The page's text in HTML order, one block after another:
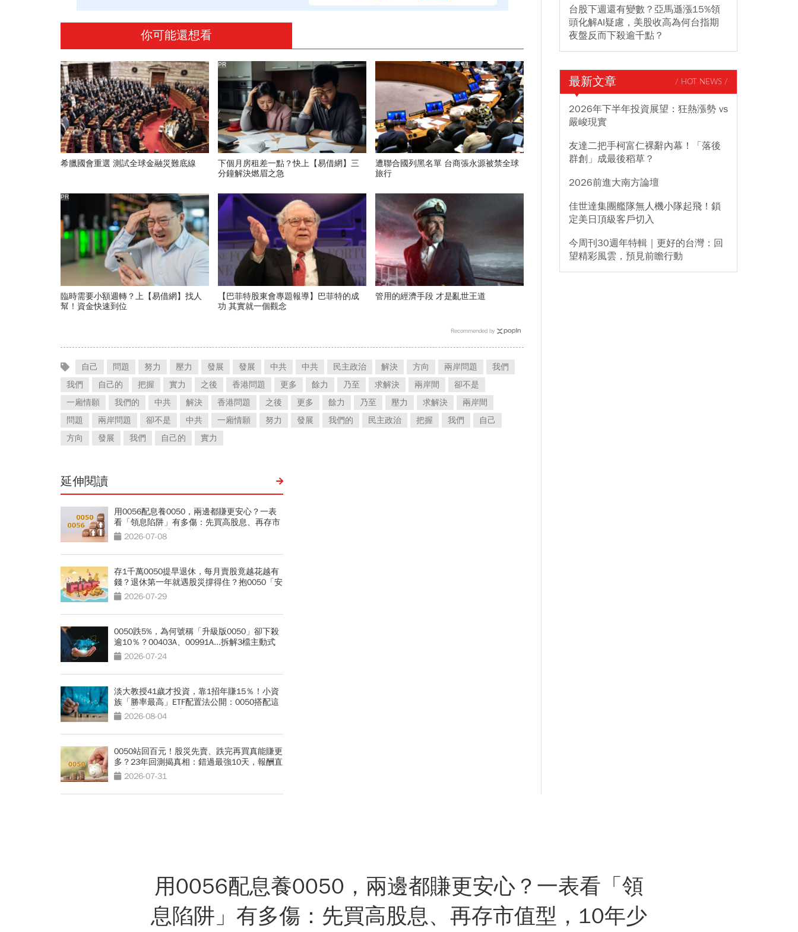
你可能還想看
希臘國會重選 測試全球金融災難底線
下個月房租差一點？快上【易借網】三
分鐘解決燃眉之急
PR
遭聯合國列黑名單 台商張永源被禁全球
旅行
臨時需要小額週轉？上【易借網】找人
幫！資金快速到位
PR
【巴菲特股東會專題報導】巴菲特的成
功 其實就一個觀念
管用的經濟手段 才是亂世王道
Recommended by
自己 問題 努力 壓力 發展 發展 中共 中共 民主政治 解決 方向 兩岸問題
我們
我們
自己的 把握 實力 之後 香港問題 更多 餘力 乃至 求解決 兩岸間
卻不是
一廂情願
我們的 中共 解決 香港問題 之後 更多 餘力 乃至 壓力 求解決
兩岸間
問題
兩岸問題 卻不是 中共 一廂情願 努力 發展 我們的 民主政治 把握 我們
自己
方向
發展 我們 自己的 實力
延伸閱讀
用0056配息養0050，兩邊都賺更安心？一表
看「領息陷阱」有多傷：先買高股息、再存市
值型，10年少賺330萬
2026-07-08
存1千萬0050提早退休，每月賣股竟越花越有
錢？退休第一年就遇股災撐得住？抱0050「安
心養老」有3條件
2026-07-29
0050跌5%，為何號稱「升級版0050」卻下殺
逾10％？00403A、00991A...拆解3檔主動式
ETF，哪檔最抗跌？
2026-07-24
淡大教授41歲才投資，靠1招年賺15％！小資
族「勝率最高」ETF配置法公開：0050搭配這
1種「越簡單越好賺」
2026-08-04
0050站回百元！股災先賣、跌完再買真能賺更
多？23年回測揭真相：錯過最強10天，報酬直
接少一半
2026-07-31
台股下週還有變數？亞馬遜漲15%領
頭化解AI疑慮，美股收高為何台指期
夜盤反而下殺逾千點？
最新文章 / HOT NEWS /
2026年下半年投資展望：狂熱漲勢 vs
嚴峻現實
友達二把手柯富仁裸辭內幕！「落後
群創」成最後稻草？
2026前進大南方論壇
佳世達集團艦隊無人機小隊起飛！鎖
定美日頂級客戶切入
今周刊30週年特輯｜更好的台灣：回
望精彩風雲，預見前瞻行動
用0056配息養0050，兩邊都賺更安心？一表看「領
息陷阱」有多傷：先買高股息、再存市值型，10年少